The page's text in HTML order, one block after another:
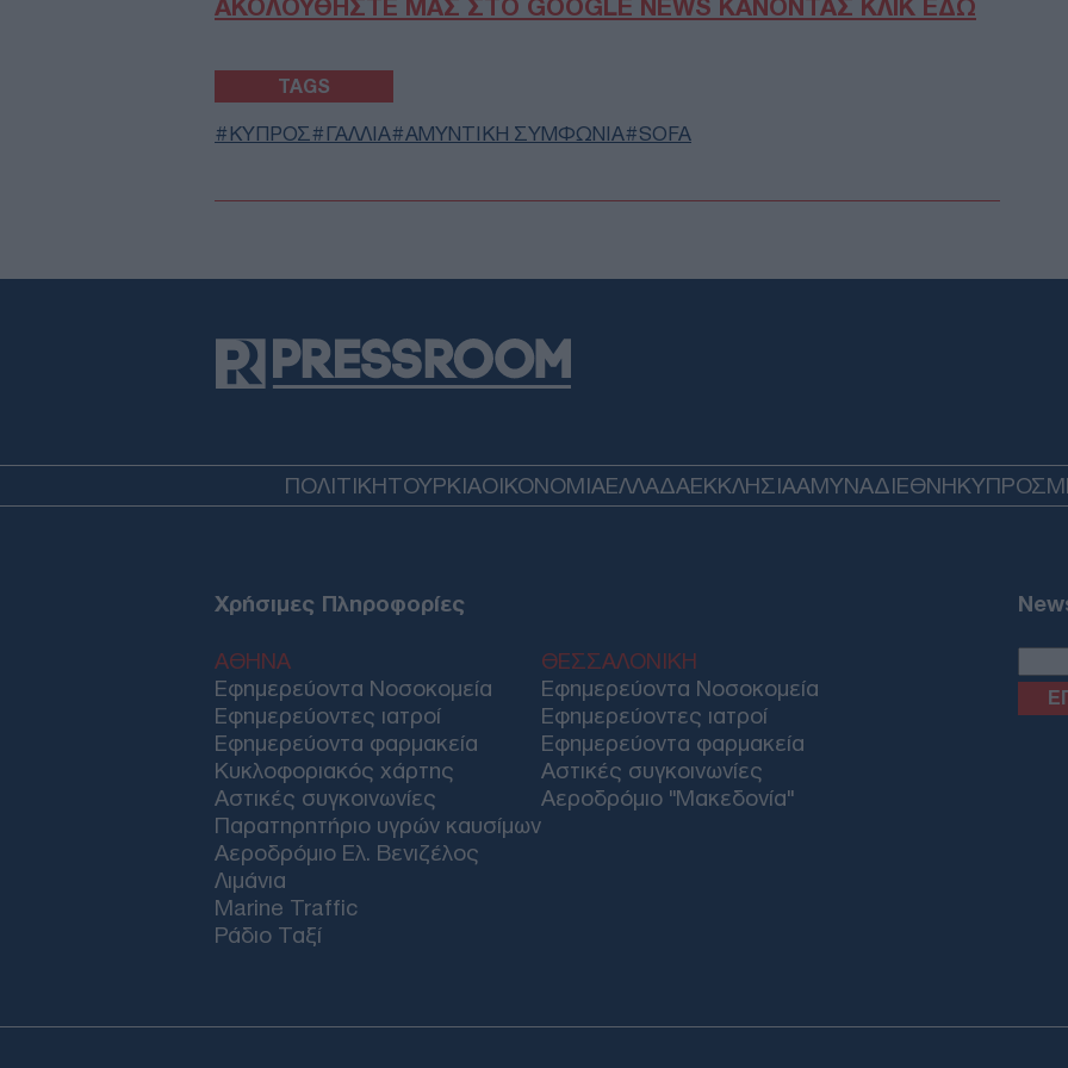
ΑΚΟΛΟΥΘΗΣΤΕ ΜΑΣ ΣΤΟ GOOGLE NEWS ΚΑΝΟΝΤΑΣ ΚΛΙΚ ΕΔΩ
TAGS
ΚΥΠΡΟΣ ΓΑΛΛΙΑ ΑΜΥΝΤΙΚΗ ΣΥΜΦΩΝΙΑ SOFA
ΠΟΛΙΤΙΚΗΤΟΥΡΚΙΑΟΙΚΟΝΟΜΙΑΕΛΛΑΔΑΕΚΚΛΗΣΙΑΑΜΥΝΑΔΙΕΘΝΗΚΥΠΡΟΣ
Χρήσιμες Πληροφορίες
ΑΘΗΝΑ
Εφημερεύοντα Νοσοκομεία
Εφημερεύοντες ιατροί
Εφημερεύοντα φαρμακεία
Κυκλοφοριακός χάρτης
Αστικές συγκοινωνίες
Παρατηρητήριο υγρών καυσίμων
Αεροδρόμιο Ελ. Βενιζέλος
Λιμάνια
Marine Traffic
Ράδιο Ταξί
ΘΕΣΣΑΛΟΝΙΚΗ
Εφημερεύοντα Νοσοκομεία
Εφημερεύοντες ιατροί
Εφημερεύοντα φαρμακεία
Αστικές συγκοινωνίες
Αεροδρόμιο "Μακεδονία"